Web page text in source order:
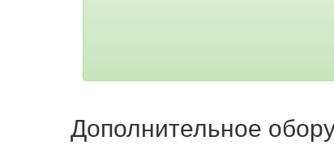
Дополнительное